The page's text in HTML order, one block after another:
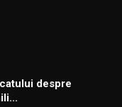
despre